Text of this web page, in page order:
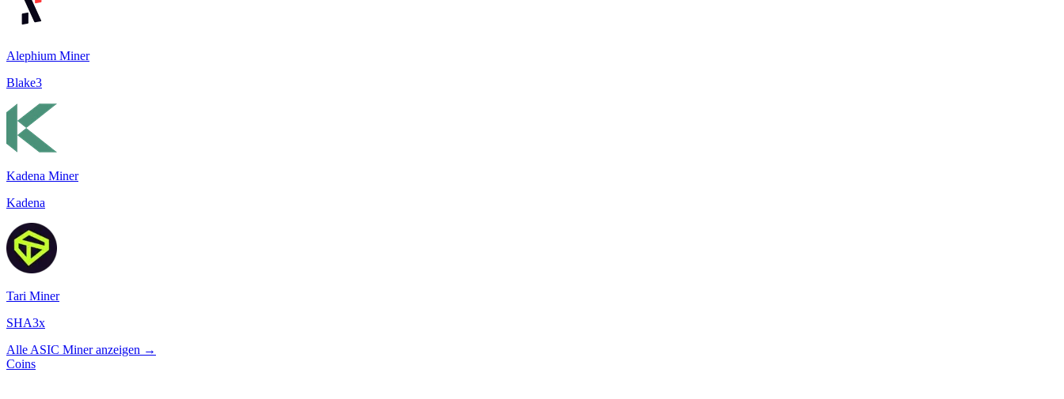
Alephium Miner
Blake3
Kadena Miner
Kadena
Tari Miner
SHA3x
Alle ASIC Miner anzeigen →
Coins